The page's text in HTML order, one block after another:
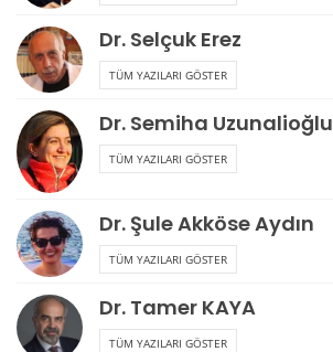
Dr. Selçuk Erez
TÜM YAZILARI GÖSTER
Dr. Semiha Uzunalioğlu
TÜM YAZILARI GÖSTER
Dr. Şule Akköse Aydın
TÜM YAZILARI GÖSTER
Dr. Tamer KAYA
TÜM YAZILARI GÖSTER